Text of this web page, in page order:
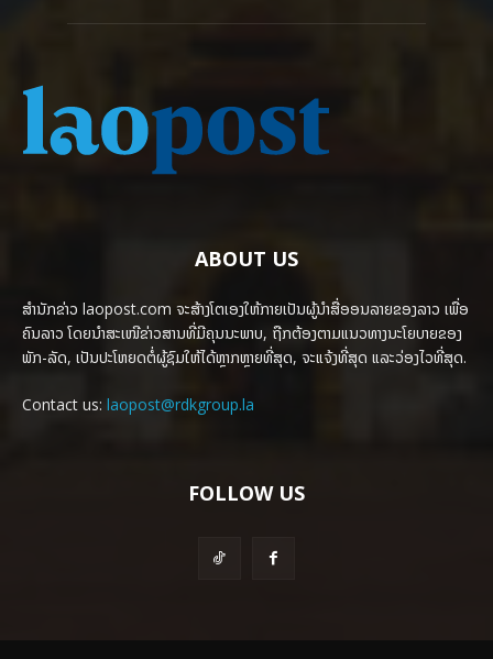
ABOUT US
ສຳນັກຂ່າວ laopost.com ຈະສ້າງໂຕເອງໃຫ້ກາຍເປັນຜູ້ນຳສື່ອອນລາຍຂອງລາວ ເພື່ອ
ຄົນລາວ ໂດຍນຳສະເໜີຂ່າວສານທີ່ມີຄຸນນະພາບ, ຖືກຕ້ອງຕາມແນວທາງນະໂຍບາຍຂອງ
ພັກ-ລັດ, ເປັນປະໂຫຍດຕໍ່ຜູ້ຊົມໃຫ້ໄດ້ຫຼາກຫຼາຍທີ່ສຸດ, ຈະແຈ້ງທີ່ສຸດ ແລະວ່ອງໄວທີ່ສຸດ.
Contact us: laopost@rdkgroup.la
FOLLOW US